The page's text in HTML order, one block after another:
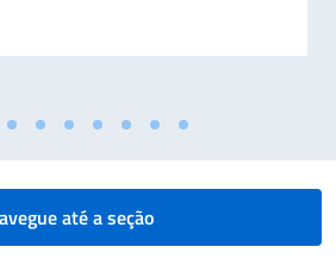
até a seção